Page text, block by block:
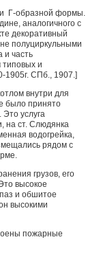
Г-образной формы.
аналогичного с
декоративный
полуциркульными
и часть
типовых и
1905г. СПб., 1907.]
внутри для
было принято
услуга
на ст. Слюдянка
водогрейка,
рядом с
грузов, его
высокое
и обшитое
высокими
пожарные